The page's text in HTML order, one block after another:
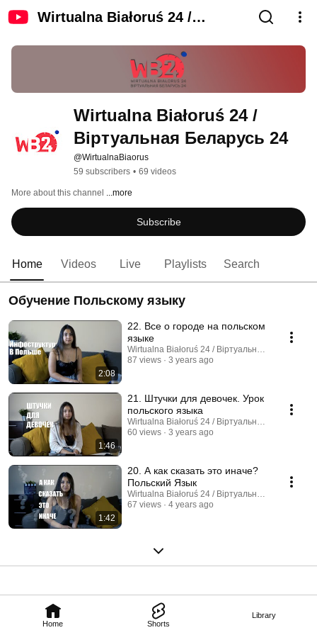
Wirtualna Białoruś 24 /
Home Shorts
Library
Wirtualna Białoruś 24 /
Віртуальная Беларусь 24
@WirtualnaBiaorus
59 subscribers • 69 videos
More about this channel ...more
Subscribe
Home Videos Live Playlists Search
Обучение Польскому языку
2:08
22. Все о городе на польском
языке
Wirtualna Białoruś 24 / Віртуальная Беларусь
87 views
3 years ago
1:46
21. Штучки для девочек. Урок
польского языка
Wirtualna Białoruś 24 / Віртуальная Беларусь
60 views
3 years ago
1:42
20. А как сказать это иначе?
Польский Язык
Wirtualna Białoruś 24 / Віртуальная Беларусь
67 views
4 years ago